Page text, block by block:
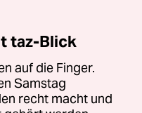
taz-Blick
auf die Finger.
Samstag
recht macht und